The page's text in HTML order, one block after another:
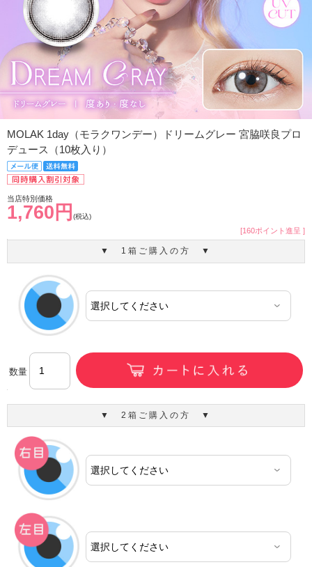
MOLAK 1day（モラクワンデー）ドリームグレー 宮脇咲良プロ
デュース（10枚入り）
当店特別価格
1,760円 (税込)
[160ポイント進呈 ]
▼ 1箱ご購入の方 ▼
数量
▼ 2箱ご購入の方 ▼